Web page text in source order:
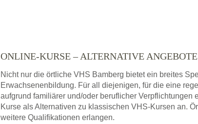
E.V.
Adresse: Steubstraße
ONLINE-KURSE – ALTERNATIVE
Nicht nur die örtliche VHS Bamberg bietet ein breites
Erwachsenenbildung. Für all diejenigen, für die eine
aufgrund familiärer und/oder beruflicher Verpflichtungen
Kurse als Alternativen zu klassischen VHS-Kursen an.
weitere Qualifikationen erlangen.